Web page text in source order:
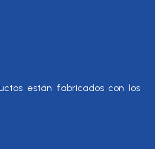
están fabricados con los